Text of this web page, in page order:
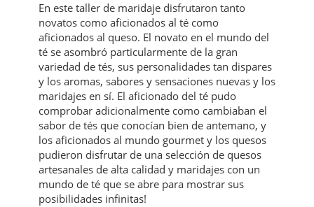
En este taller de maridaje disfrutaron tanto
novatos como aficionados al té como
aficionados al queso. El novato en el mundo del
té se asombró particularmente de la gran
variedad de tés, sus personalidades tan dispares
y los aromas, sabores y sensaciones nuevas y los
maridajes en sí. El aficionado del té pudo
comprobar adicionalmente como cambiaban el
sabor de tés que conocían bien de antemano, y
los aficionados al mundo gourmet y los quesos
pudieron disfrutar de una selección de quesos
artesanales de alta calidad y maridajes con un
mundo de té que se abre para mostrar sus
posibilidades infinitas!